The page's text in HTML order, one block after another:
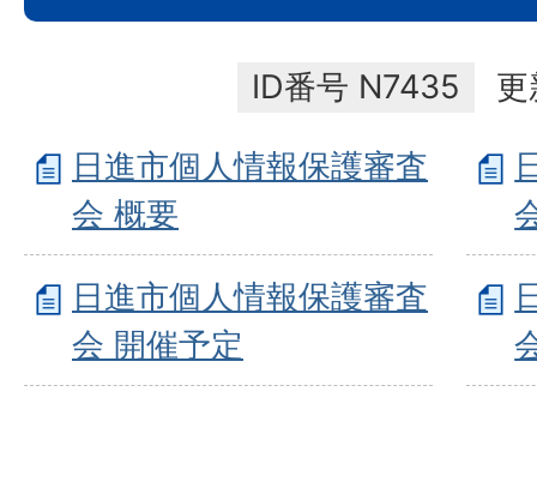
ID番号 N7435
日進市個人情報保護審査
会 概要
日進市個人情報保護審査
会 開催予定